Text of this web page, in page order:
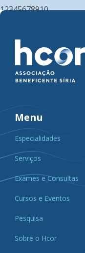
12345678910
Menu
Especialidades
Serviços
Exames e Consultas
Cursos e Eventos
Pesquisa
Sobre o Hcor